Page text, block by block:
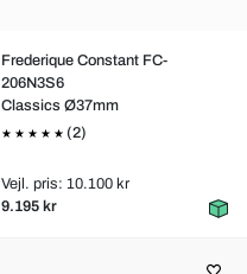
Frederique Constant FC-
206N3S6
Classics Ø37mm
(2)
Vejl. pris: 10.100 kr
9.195 kr